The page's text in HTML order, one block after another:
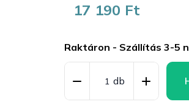
17 190 Ft
Raktáron - Szállítás 3-5